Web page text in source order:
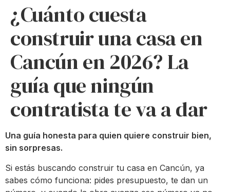
¿Cuánto cuesta
construir una casa en
Cancún en 2026? La
guía que ningún
contratista te va a dar
Una guía honesta para quien quiere construir bien,
sin sorpresas.
Si estás buscando construir tu casa en Cancún, ya
sabes cómo funciona: pides presupuesto, te dan un